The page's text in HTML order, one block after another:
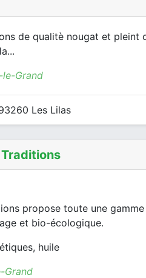
de qualitè nougat et pleint
le-Grand
Les Lilas
propose toute une
et bio-écologique.
huile
Grand